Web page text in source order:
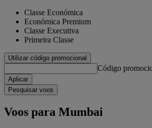
Classe Económica
Económica Premium
Classe Executiva
Primeira Classe
Utilizar código promocional
Código
Aplicar
Pesquisar voos
Voos para Mumbai